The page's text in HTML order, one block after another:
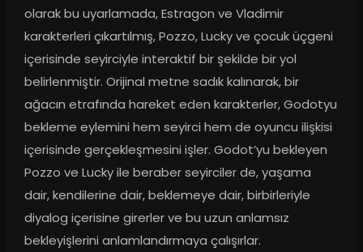
olarak bu uyarlamada, Estragon ve Vladimir
karakterleri çıkartılmış, Pozzo, Lucky ve çocuk üçgeni
içerisinde seyirciyle interaktif bir şekilde bir yol
belirlenmiştir. Orijinal metne sadık kalınarak, bir
ağacın etrafında hareket eden karakterler, Godotyu
bekleme eylemini hem seyirci hem de oyuncu ilişkisi
içerisinde gerçekleşmesini işler. Godot’yu bekleyen
Pozzo ve Lucky ile beraber seyirciler de, yaşama
dair, kendilerine dair, beklemeye dair, birbirleriyle
diyalog içerisine girerler ve bu uzun anlamsız
bekleyişlerini anlamlandırmaya çalışırlar.